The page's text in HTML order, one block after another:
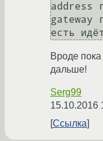
address
gateway
есть
Вроде пока
дальше!
Serg99
15.10.2016
Ссылка